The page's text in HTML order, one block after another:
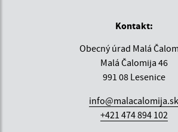
Kontakt:
Obecný úrad Malá
Malá Čalomija 46
991 08 Lesenice
info@malacalomija.sk
+421 474 894 102